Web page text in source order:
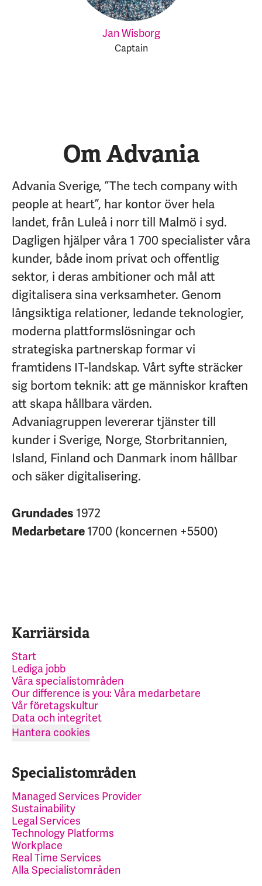
Jan Wisborg
Captain
Om Advania
Advania Sverige, ”The tech company with
people at heart”, har kontor över hela
landet, från Luleå i norr till Malmö i syd.
Dagligen hjälper våra 1 700 specialister våra
kunder, både inom privat och offentlig
sektor, i deras ambitioner och mål att
digitalisera sina verksamheter. Genom
långsiktiga relationer, ledande teknologier,
moderna plattformslösningar och
strategiska partnerskap formar vi
framtidens IT-landskap. Vårt syfte sträcker
sig bortom teknik: att ge människor kraften
att skapa hållbara värden.
Advaniagruppen levererar tjänster till
kunder i Sverige, Norge, Storbritannien,
Island, Finland och Danmark inom hållbar
och säker digitalisering.
Grundades1972
Medarbetare1700 (koncernen +5500)
Karriärsida
Start
Lediga jobb
Våra specialistområden
Our difference is you: Våra medarbetare
Vår företagskultur
Data och integritet
Hantera cookies
Specialistområden
Managed Services Provider
Sustainability
Legal Services
Technology Platforms
Workplace
Real Time Services
Alla Specialistområden